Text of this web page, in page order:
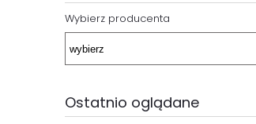
Wybierz producenta
Ostatnio oglądane